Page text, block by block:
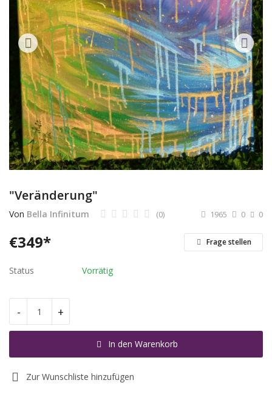
Lebensmittelmarkt
Baumarkt
Dienstleistungen
Stellenmarkt
Travelzone
Immozone
Wunschliste
Kontakt
Blog
Standort
"Veränderung"
Von Bella Infinitum 0
(0) 0
1965
€349* Frage stellen
Status Vorrätig
- +
In den Warenkorb
Zur Wunschliste hinzufügen